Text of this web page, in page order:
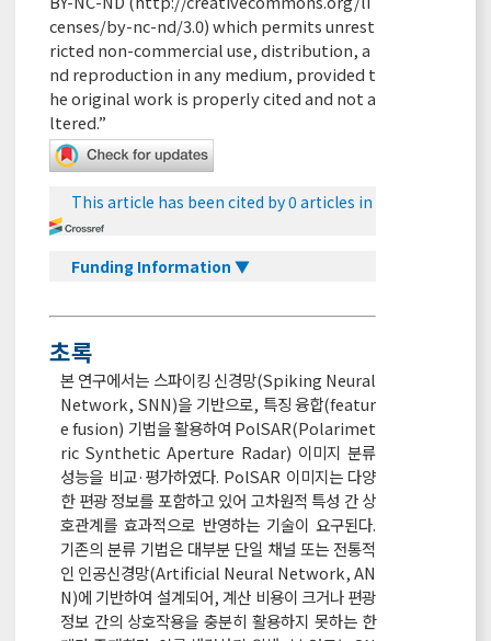
censes/by-nc-nd/3.0) which permits unrest
ricted non-commercial use, distribution, a
nd reproduction in any medium, provided t
he original work is properly cited and not a
ltered.”
This article has been cited by 0 articles in
Funding Information ▼
초록
본 연구에서는 스파이킹 신경망(Spiking Neural
Network, SNN)을 기반으로, 특징 융합(featur
e fusion) 기법을 활용하여 PolSAR(Polarimet
ric Synthetic Aperture Radar) 이미지 분류
성능을 비교·평가하였다. PolSAR 이미지는 다양
한 편광 정보를 포함하고 있어 고차원적 특성 간 상
호관계를 효과적으로 반영하는 기술이 요구된다.
기존의 분류 기법은 대부분 단일 채널 또는 전통적
인 인공신경망(Artificial Neural Network, AN
N)에 기반하여 설계되어, 계산 비용이 크거나 편광
정보 간의 상호작용을 충분히 활용하지 못하는 한